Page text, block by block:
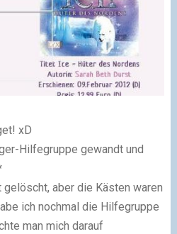
xD
Hilfegruppe gewandt und
gelöscht, aber die Kästen waren
ich nochmal die Hilfegruppe
man mich darauf